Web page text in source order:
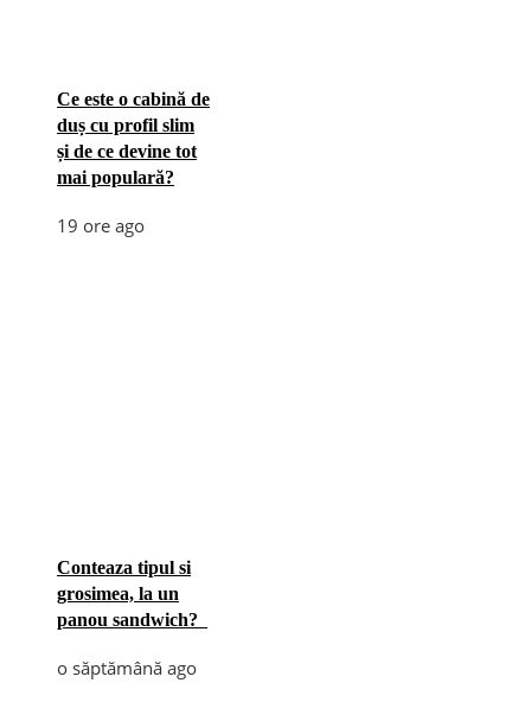
Ce este o cabină de
duș cu profil slim
și de ce devine tot
mai populară?
19 ore ago
Conteaza tipul si
grosimea, la un
panou sandwich?
o săptămână ago